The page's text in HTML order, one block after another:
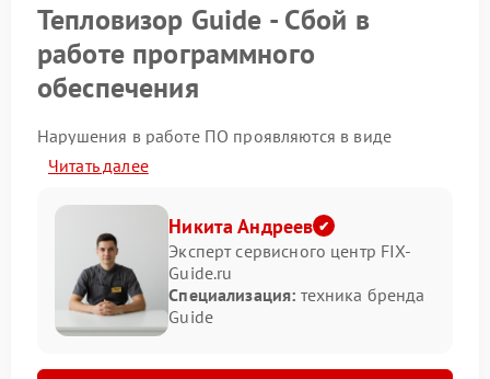
Тепловизор Guide - Сбой в
работе программного
обеспечения
Нарушения в работе ПО проявляются в виде
ошибок обработки измерений и нестабильного
запуска функций. Прибор может работать
точности термографического анализа. В такой
ситуации ремонт Guide направлен именно на
программную часть, без вмешательства в
аппаратные узлы.
Типовые проявления
неисправности
Читать далее
Никита Андреев
Эксперт сервисного центр FIX-
Guide.ru
Специализация: техника бренда
Guide